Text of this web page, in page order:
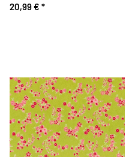
Rautengitter, wollweiß-
20,99 € *